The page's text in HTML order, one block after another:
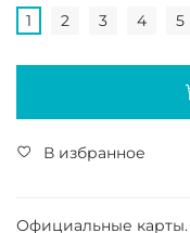
1 2 3 4 5
В избранное
Официальные карты.